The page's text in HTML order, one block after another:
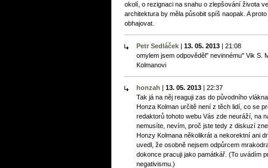
okolí, o rezignaci na snahu o zlepšování života
architektura by měla působit spíš naopak. A
obhajovat.
Petr Sedláček | 13. 05. 2013 | 21:08
omylem jsem odpověděl" nevinnému" Vik S.
Kolmanovi
honzah | 13. 05. 2013 | 22:37
Tak já na něj reaguji zas do původního vlákna.
Honza Kolman určitě není z těch lidí, co se
redaktorů tohoto webu Vás zde neuráží, na
nemusíte, nevím, proč jste tedy z diskuzí
Honzy Kolmana několikrát a nekorektní ani
uvedl, že osobně nejsem odpůrcem
dokonce pracuji jako památkář. (To uvádím
negativismu.)